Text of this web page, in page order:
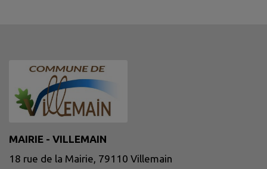
MAIRIE - VILLEMAIN
18 rue de la Mairie, 79110 Villemain